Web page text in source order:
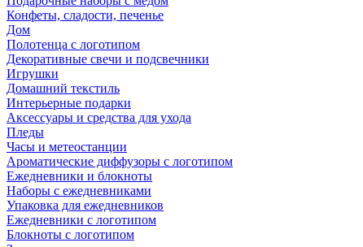
Конфеты, сладости, печенье
Дом
Полотенца с логотипом
Декоративные свечи и подсвечники
Игрушки
Домашний текстиль
Интерьерные подарки
Аксессуары и средства для ухода
Пледы
Часы и метеостанции
Ароматические диффузоры с логотипом
Ежедневники и блокноты
Наборы с ежедневниками
Упаковка для ежедневников
Ежедневники с логотипом
Блокноты с логотипом